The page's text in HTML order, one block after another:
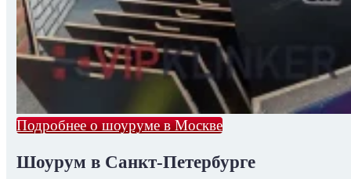
Подробнее о шоуруме в Москве
Шоурум в Санкт-Петербурге